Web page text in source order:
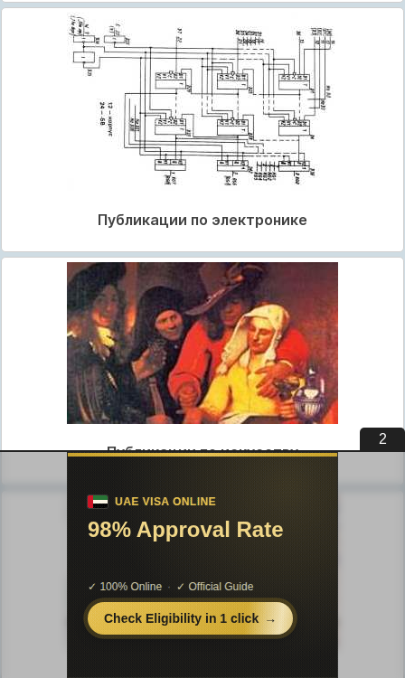
Публикации по электронике
Публикации по искусству
1